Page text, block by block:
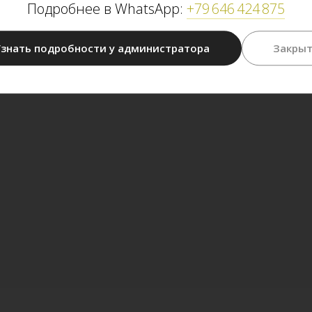
Подробнее в WhatsApp: +79 646 424 875
подробности у администратора